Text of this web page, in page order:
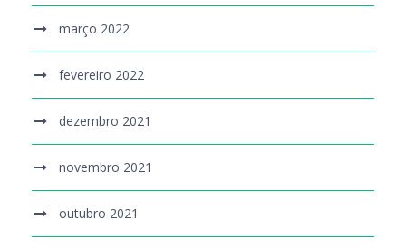
março 2022
fevereiro 2022
dezembro 2021
novembro 2021
outubro 2021